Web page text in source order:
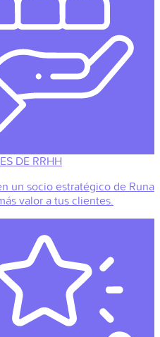
DE RRHH
un socio estratégico de Runa
valor a tus clientes.